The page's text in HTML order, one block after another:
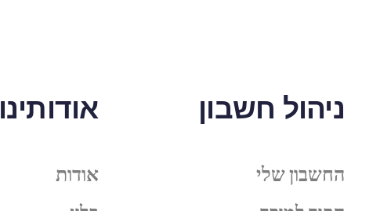
ניהול חשבון
החשבון שלי
אודותינו
אודות